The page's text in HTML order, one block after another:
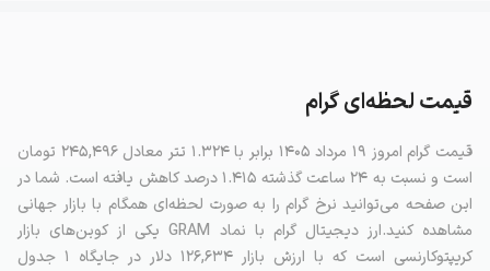
قیمت لحظه‌ای گرام
قیمت گرام امروز ۱۹ مرداد ۱۴۰۵ برابر با ۱.۳۲۴ تتر معادل ۲۴۵,۴۹۶ تومان
است و نسبت به ۲۴ ساعت گذشته ۱.۴۱۵ درصد کاهش یافته است. شما در
این صفحه می‌توانید نرخ گرام را به صورت لحظه‌ای همگام با بازار جهانی
مشاهده کنید.ارز دیجیتال گرام با نماد GRAM یکی از کوین‌های بازار
کریپتوکارنسی است که با ارزش بازار ۱۲۶,۶۳۴ دلار در جایگاه ۱ جدول